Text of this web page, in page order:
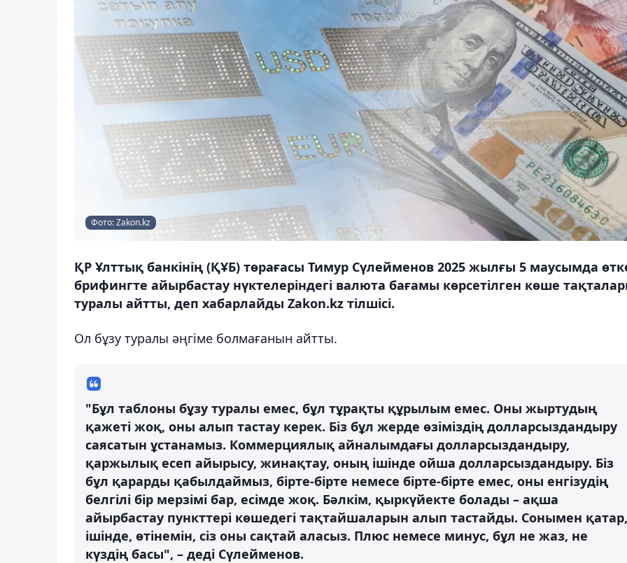
Фото: Zakon.kz
ҚР Ұлттық банкінің (ҚҰБ) төрағасы Тимур Сүлейменов 2025 жылғы 5 маусымда
брифингте айырбастау нүктелеріндегі валюта бағамы көрсетілген көше
туралы айтты, деп хабарлайды Zakon.kz тілшісі.
Ол бұзу туралы әңгіме болмағанын айтты.
"Бұл таблоны бұзу туралы емес, бұл тұрақты құрылым емес. Оны жыртудың
қажеті жоқ, оны алып тастау керек. Біз бұл жерде өзіміздің долларсыздандыру
саясатын ұстанамыз. Коммерциялық айналымдағы долларсыздандыру,
қаржылық есеп айырысу, жинақтау, оның ішінде ойша долларсыздандыру. Біз
бұл қарарды қабылдаймыз, бірте-бірте немесе бірте-бірте емес, оны енгізудің
белгілі бір мерзімі бар, есімде жоқ. Бәлкім, қыркүйекте болады – ақша
айырбастау пункттері көшедегі тақтайшаларын алып тастайды. Сонымен қатар,
ішінде, өтінемін, сіз оны сақтай аласыз. Плюс немесе минус, бұл не жаз, не
күздің басы", – деді Сүлейменов.